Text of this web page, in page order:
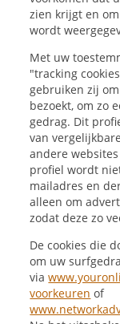
zien krijgt en
wordt
Met uw
"tracking
gebruiken zij
bezoekt, om zo
gedrag. Dit
van
andere
profiel wordt
mailadres en
alleen om
zodat deze zo
De cookies die
om uw
via
voorkeuren of